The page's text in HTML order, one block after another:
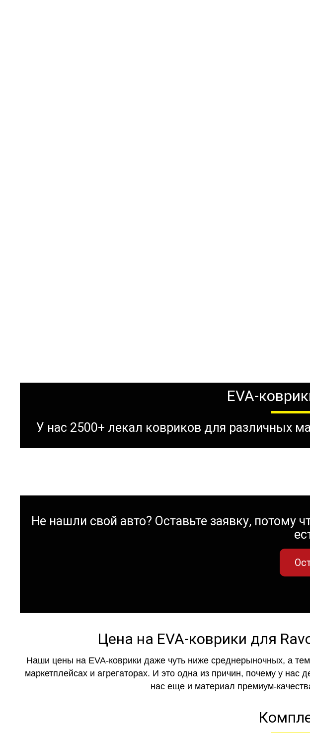
EVA-
У нас 2500+ лекал ковриков для различных
Не нашли свой авто? Оставьте заявку, потому
Цена на EVA-коврики для
Наши цены на EVA-коврики даже чуть ниже среднерыночных, а
маркетплейсах и агрегаторах. И это одна из причин, почему у
нас еще и материал премиум-